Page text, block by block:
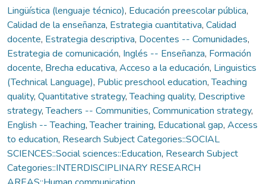
Lingüística (lenguaje técnico), Educación preescolar pública,
Calidad de la enseñanza, Estrategia cuantitativa, Calidad
docente, Estrategia descriptiva, Docentes -- Comunidades,
Estrategia de comunicación, Inglés -- Enseñanza, Formación
docente, Brecha educativa, Acceso a la educación, Linguistics
(Technical Language), Public preschool education,Teaching
quality, Quantitative strategy,Teaching quality, Descriptive
strategy,Teachers -- Communities, Communication strategy,
English -- Teaching,Teacher training, Educational gap, Access
to education, Research Subject Categories::SOCIAL
SCIENCES::Social sciences::Education, Research Subject
Categories::INTERDISCIPLINARY RESEARCH